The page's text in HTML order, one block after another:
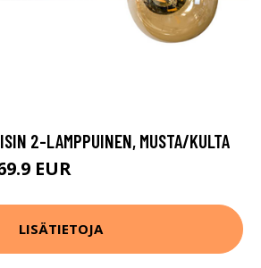
2-LAMPPUINEN, MUSTA/KULTA
EUR
LISÄTIETOJA